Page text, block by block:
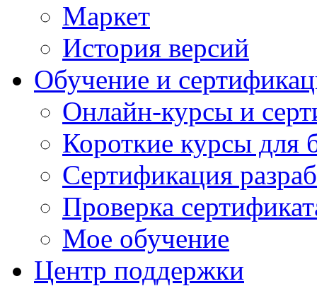
Маркет
История версий
Обучение и
Онлайн-курсы и
Короткие курсы для
Сертификация
Проверка
Мое обучение
Центр поддержки